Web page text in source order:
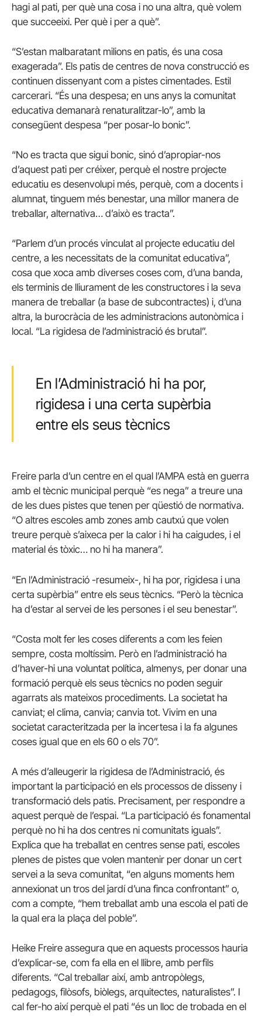
hagi al pati, per què una cosa i no una altra, què volem
que succeeixi. Per què i per a què”.
“S’estan malbaratant milions en patis, és una cosa
exagerada”. Els patis de centres de nova construcció es
continuen dissenyant com a pistes cimentades. Estil
carcerari. “És una despesa; en uns anys la comunitat
educativa demanarà renaturalitzar-lo”, amb la
consegüent despesa “per posar-lo bonic”.
“No es tracta que sigui bonic, sinó d’apropiar-nos
d’aquest pati per créixer, perquè el nostre projecte
educatiu es desenvolupi més, perquè, com a docents i
alumnat, tinguem més benestar, una millor manera de
treballar, alternativa… d’això es tracta”.
“Parlem d’un procés vinculat al projecte educatiu del
centre, a les necessitats de la comunitat educativa”,
cosa que xoca amb diverses coses com, d’una banda,
els terminis de lliurament de les constructores i la seva
manera de treballar (a base de subcontractes) i, d’una
altra, la burocràcia de les administracions autonòmica i
local. “La rigidesa de l’administració és brutal”.
En l’Administració hi ha por,
rigidesa i una certa supèrbia
entre els seus tècnics
Freire parla d’un centre en el qual l’AMPA està en guerra
amb el tècnic municipal perquè “es nega” a treure una
de les dues pistes que tenen per qüestió de normativa.
“O altres escoles amb zones amb cautxú que volen
treure perquè s’aixeca per la calor i hi ha caigudes, i el
material és tòxic… no hi ha manera”.
“En l’Administració -resumeix-, hi ha por, rigidesa i una
certa supèrbia” entre els seus tècnics. “Però la tècnica
ha d’estar al servei de les persones i el seu benestar”.
“Costa molt fer les coses diferents a com les feien
sempre, costa moltíssim. Però en l’administració ha
d’haver-hi una voluntat política, almenys, per donar una
formació perquè els seus tècnics no poden seguir
agarrats als mateixos procediments. La societat ha
canviat; el clima, canvia; canvia tot. Vivim en una
societat caracteritzada per la incertesa i la fa algunes
coses igual que en els 60 o els 70”.
A més d’alleugerir la rigidesa de l’Administració, és
important la participació en els processos de disseny i
transformació dels patis. Precisament, per respondre a
aquest perquè de l’espai. “La participació és fonamental
perquè no hi ha dos centres ni comunitats iguals”.
Explica que ha treballat en centres sense pati, escoles
plenes de pistes que volen mantenir per donar un cert
servei a la seva comunitat, “en alguns moments hem
annexionat un tros del jardí d’una finca confrontant” o,
com a compte, “hem treballat amb una escola el pati de
la qual era la plaça del poble”.
Heike Freire assegura que en aquests processos hauria
d’explicar-se, com fa ella en el llibre, amb perfils
diferents. “Cal treballar així, amb antropòlegs,
pedagogs, filòsofs, biòlegs, arquitectes, naturalistes”. I
cal fer-ho així perquè el pati “és un lloc de trobada en el